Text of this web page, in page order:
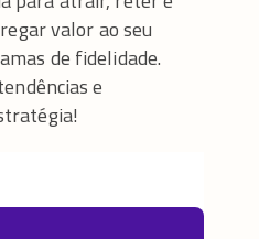
valor ao seu
de fidelidade.
e